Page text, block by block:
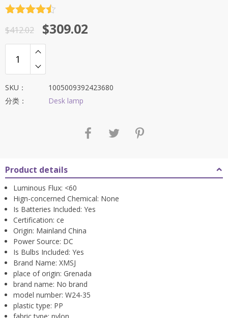
&sol; 5
$412.02
原
价
为：
$412.02。
$309.02
当
前
价
格
为：
$309.02。
SKU：
1005009392423680
分类：
Desk lamp
Product details
Luminous Flux: <60
Hign-concerned Chemical: None
Is Batteries Included: Yes
Certification: ce
Origin: Mainland China
Power Source: DC
Is Bulbs Included: Yes
Brand Name: XMSJ
place of origin: Grenada
brand name: No brand
model number: W24-35
plastic type: PP
fabric type: nylon